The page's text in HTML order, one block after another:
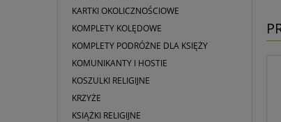
KARTKI OKOLICZNOŚCIOWE
KOMPLETY KOLĘDOWE
KOMPLETY PODRÓŻNE DLA KSIĘŻY
KOMUNIKANTY I HOSTIE
KOSZULKI RELIGIJNE
KRZYŻE
KSIĄŻKI RELIGIJNE